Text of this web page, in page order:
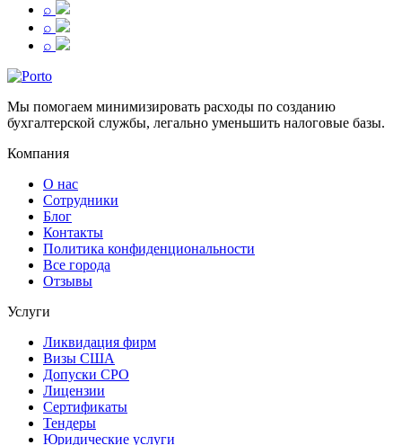
⌕
⌕
⌕
Мы помогаем минимизировать расходы по созданию
бухгалтерской службы, легально уменьшить налоговые базы.
Компания
О нас
Сотрудники
Блог
Контакты
Политика конфиденциональности
Все города
Отзывы
Услуги
Ликвидация фирм
Визы США
Допуски СРО
Лицензии
Сертификаты
Тендеры
Юридические услуги